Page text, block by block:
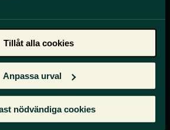
Tillåt alla cookies
Anpassa urval
nödvändiga cookies